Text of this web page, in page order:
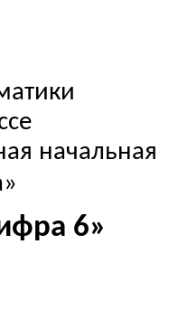
начальная
6»